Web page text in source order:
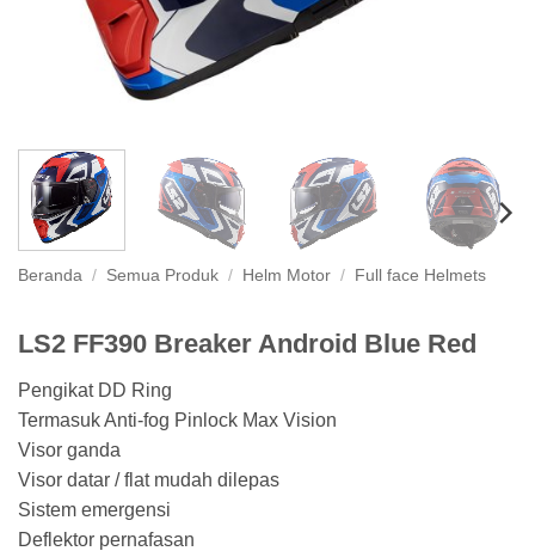
Beranda / Semua Produk / Helm Motor / Full face Helmets
LS2 FF390 Breaker Android Blue Red
Pengikat DD Ring
Termasuk Anti-fog Pinlock Max Vision
Visor ganda
Visor datar / flat mudah dilepas
Sistem emergensi
Deflektor pernafasan